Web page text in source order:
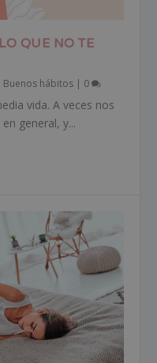
QUE NO TE
Buenos hábitos | 0
vida. A veces nos
general, y...